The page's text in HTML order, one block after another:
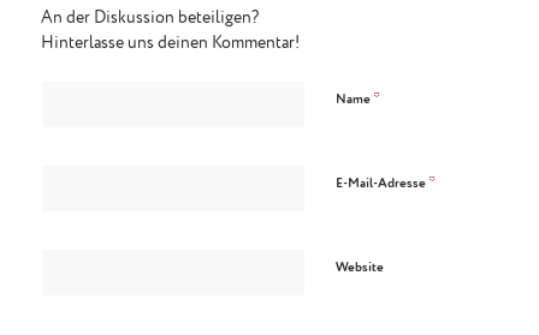
An der Diskussion beteiligen?
Hinterlasse uns deinen Kommentar!
Name *
E-Mail-Adresse *
Website